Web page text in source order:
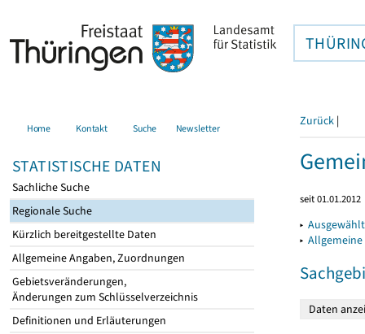
Home Kontakt Suche Newsletter
STATISTISCHE DATEN
Sachliche Suche
Regionale Suche
Kürzlich bereitgestellte Daten
Allgemeine Angaben, Zuordnungen
Gebietsveränderungen,
Änderungen zum Schlüsselverzeichnis
Definitionen und Erläuterungen
Zurück |
seit 01.01.2012
▸
▸